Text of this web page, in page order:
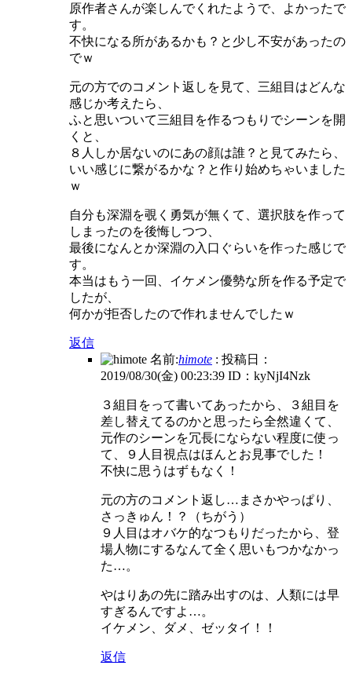
原作者さんが楽しんでくれたようで、よかったで
す。
不快になる所があるかも？と少し不安があったの
でｗ
元の方でのコメント返しを見て、三組目はどんな
感じか考えたら、
ふと思いついて三組目を作るつもりでシーンを開
くと、
８人しか居ないのにあの顔は誰？と見てみたら、
いい感じに繋がるかな？と作り始めちゃいました
ｗ
自分も深淵を覗く勇気が無くて、選択肢を作って
しまったのを後悔しつつ、
最後になんとか深淵の入口ぐらいを作った感じで
す。
本当はもう一回、イケメン優勢な所を作る予定で
したが、
何かが拒否したので作れませんでしたｗ
返信
名前:himote : 投稿日：
2019/08/30(金) 00:23:39 ID：kyNjI4Nzk
３組目をって書いてあったから、３組目を
差し替えてるのかと思ったら全然違くて、
元作のシーンを冗長にならない程度に使っ
て、９人目視点はほんとお見事でした！
不快に思うはずもなく！
元の方のコメント返し…まさかやっぱり、
さっきゅん！？（ちがう）
９人目はオバケ的なつもりだったから、登
場人物にするなんて全く思いもつかなかっ
た…。
やはりあの先に踏み出すのは、人類には早
すぎるんですよ…。
イケメン、ダメ、ゼッタイ！！
返信